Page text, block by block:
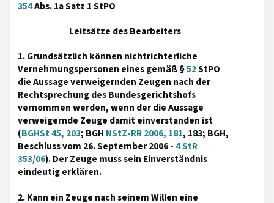
354Abs. 1a Satz 1 StPO
Leitsätze des Bearbeiters
1. Grundsätzlich können nichtrichterliche
Vernehmungspersonen eines gemäß §52StPO
die Aussage verweigernden Zeugen nach der
Rechtsprechung des Bundesgerichtshofs
vernommen werden, wenn der die Aussage
verweigernde Zeuge damit einverstanden ist
(BGHSt 45, 203; BGH NStZ-RR 2006, 181, 183; BGH,
Beschluss vom 26. September 2006 -4 StR
353/06). Der Zeuge muss sein Einverständnis
eindeutig erklären.
2. Kann ein Zeuge nach seinem Willen eine